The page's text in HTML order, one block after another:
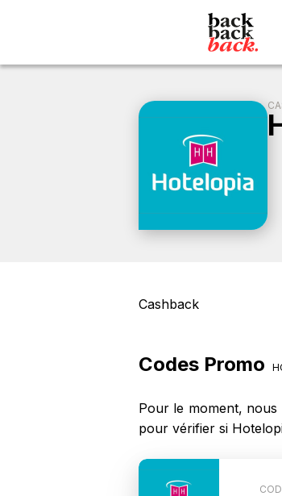
Cashback
Codes Promo
Pour le moment,
pour vérifier si